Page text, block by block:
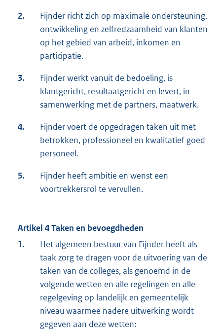
2.
Fijnder richt zich op maximale ondersteuning,
ontwikkeling en zelfredzaamheid van klanten
op het gebied van arbeid, inkomen en
participatie.
3.
Fijnder werkt vanuit de bedoeling, is
klantgericht, resultaatgericht en levert, in
samenwerking met de partners, maatwerk.
4.
Fijnder voert de opgedragen taken uit met
betrokken, professioneel en kwalitatief goed
personeel.
5.
Fijnder heeft ambitie en wenst een
voortrekkersrol te vervullen.
Artikel 4 Taken en bevoegdheden
1.
Het algemeen bestuur van Fijnder heeft als
taak zorg te dragen voor de uitvoering van de
taken van de colleges, als genoemd in de
volgende wetten en alle regelingen en alle
regelgeving op landelijk en gemeentelijk
niveau waarmee nadere uitwerking wordt
gegeven aan deze wetten: